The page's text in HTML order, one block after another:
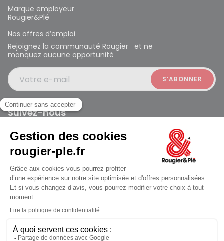
jusqu'au Samedi à 09:30
Marque employeur
Rougier&Plé
Nos offres d’emploi
Rejoignez la communauté Rougier et ne
manquez aucune opportunité
Votre e-mail
Suivez-nous
Rougier et Plé 2024 Copyright
Mentions légales
Conditions générales des ventes